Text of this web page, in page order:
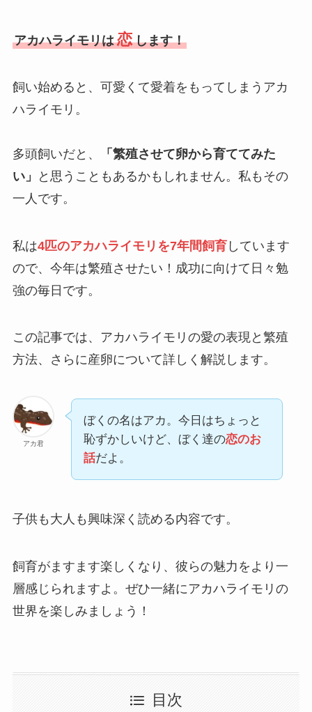
アカハライモリは 恋 します！
飼い始めると、可愛くて愛着をもってしまうアカ
ハライモリ。
多頭飼いだと、
「繁殖させて卵から育ててみた
い」
と思うこともあるかもしれません。私もその
一人です。
私は4匹のアカハライモリを7年間飼育しています
ので、今年は繁殖させたい！成功に向けて日々勉
強の毎日です。
この記事では、アカハライモリの愛の表現と繁殖
方法、さらに産卵について詳しく解説します。
アカ君
ぼくの名はアカ。今日はちょっと
恥ずかしいけど、ぼく達の恋のお
話だよ。
子供も大人も興味深く読める内容です。
飼育がますます楽しくなり、彼らの魅力をより一
層感じられますよ。ぜひ一緒にアカハライモリの
世界を楽しみましょう！
目次